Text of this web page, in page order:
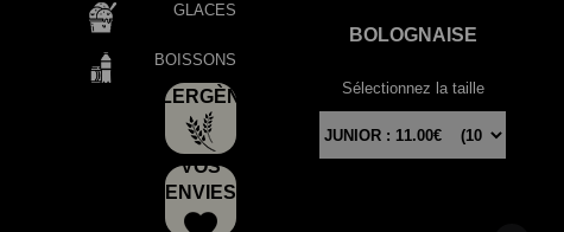
GLACES
BOISSONS
ALLERGÈNES
VOS
ENVIES
BOLOGNAISE
Sélectionnez la taille